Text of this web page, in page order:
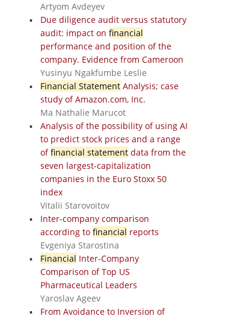
Artyom Avdeyev
Due diligence audit versus statutory
audit: impact on financial
performance and position of the
company. Evidence from Cameroon
Yusinyu Ngakfumbe Leslie
Financial StatementAnalysis; case
study of Amazon.com, Inc.
Ma Nathalie Marucot
Analysis of the possibility of using AI
to predict stock prices and a range
offinancial statementdata from the
seven largest-capitalization
companies in the Euro Stoxx 50
index
Vitalii Starovoitov
Inter-company comparison
according to financial reports
Evgeniya Starostina
Financial Inter-Company
Comparison of Top US
Pharmaceutical Leaders
Yaroslav Ageev
From Avoidance to Inversion of